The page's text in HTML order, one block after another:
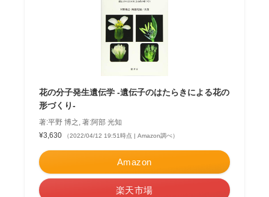
花の分子発生遺伝学 -遺伝子のはたらきによる花の
形づくり-
著:平野 博之, 著:阿部 光知
¥3,630
（2022/04/12 19:51時点 | Amazon調べ）
Amazon
楽天市場